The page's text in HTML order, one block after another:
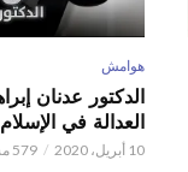
هوامش
العدالة في الإسلام
10 أبريل، 2020 579 مشاهدات